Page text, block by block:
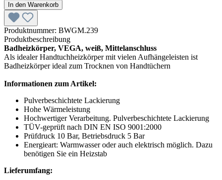
In den Warenkorb
Produktnummer: BWGM.239
Produktbeschreibung
Badheizkörper, VEGA, weiß, Mittelanschluss
Als idealer Handtuchheizkörper mit vielen Aufhängeleisten ist
Badheizkörper ideal zum Trocknen von Handtüchern
Informationen zum Artikel:
Pulverbeschichtete Lackierung
Hohe Wärmeleistung
Hochwertiger Verarbeitung. Pulverbeschichtete Lackierung
TÜV-geprüft nach DIN EN ISO 9001:2000
Prüfdruck 10 Bar, Betriebsdruck 5 Bar
Energieart: Warmwasser oder auch elektrisch möglich. Dazu
benötigen Sie ein Heizstab
Lieferumfang: